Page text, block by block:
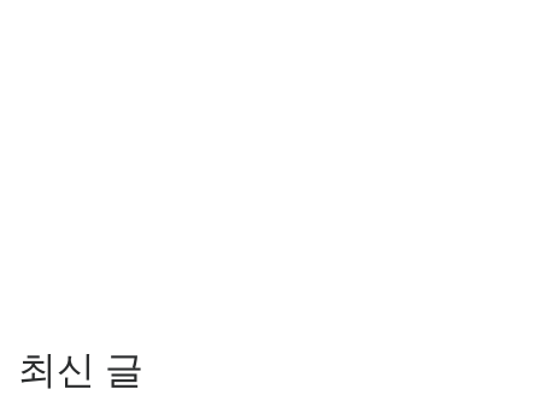
최신 글